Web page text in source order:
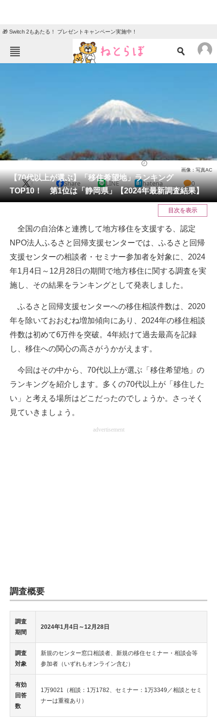
🎁 Switch 2もあたる！ プレゼントキャンペーン実施中！
クイズ
地域
住まい 教育・育児
動物 リサーチ
会員記事
メディア
ITの今と未来を見通す
スマホと通信の最新トレンド
進化するPCとデバイスの未来
好きが集まる 比べて選べる
ビジネスと働き方のヒント
経営リーダーのコミュニティ
ITエンジニア向け専門サイト
建設×テクノロジーの最前線
【70代以上が選ぶ】「移住希望地」ランキング
TOP10！ 第1位は「静岡県」【2024年最新調査結果】
画像：写真AC
X Share LINE hatena 0
目次を表示
全国の自治体と連携して地方移住を支援する、認定
NPO法人ふるさと回帰支援センターでは、ふるさと回帰
支援センターの相談者・セミナー参加者を対象に、2024
年1月4日～12月28日の期間で地方移住に関する調査を実
施し、その結果をランキングとして発表しました。
ふるさと回帰支援センターへの移住相談件数は、2020
年を除いておおむね増加傾向にあり、2024年の移住相談
件数は初めて6万件を突破。4年続けて過去最高を記録
し、移住への関心の高さがうかがえます。
今回はその中から、70代以上が選ぶ「移住希望地」の
ランキングを紹介します。多くの70代以上が「移住した
い」と考える場所はどこだったのでしょうか。さっそく
見ていきましょう。
advertisement
調査概要
調査
期間
2024年1月4日～12月28日
調査
対象
新規のセンター窓口相談者、新規の移住セミナー・相談会等
参加者（いずれもオンライン含む）
有効
回答
数
1万9021（相談：1万1782、セミナー：1万3349／相談とセミ
ナーは重複あり）